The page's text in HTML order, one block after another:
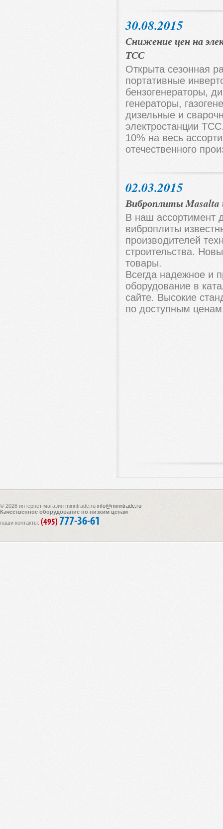
30.08.2015
Снижение цен на
ТСС
Открыта сезонная
портативные
бензогенераторы,
генераторы,
дизельные и
электростанции
10% на весь
отечественного
02.03.2015
Виброплиты Masalta
В наш ассортимент
виброплиты
производителей
строительства.
товары.
Всегда надежное и
оборудование в
сайте. Высокие
по доступным
© 2026 интернет магазин mirintrade.ru info@mirintrade.ru
Качественное оборудование по низким ценам
наши контакты: (495) 777-36-61